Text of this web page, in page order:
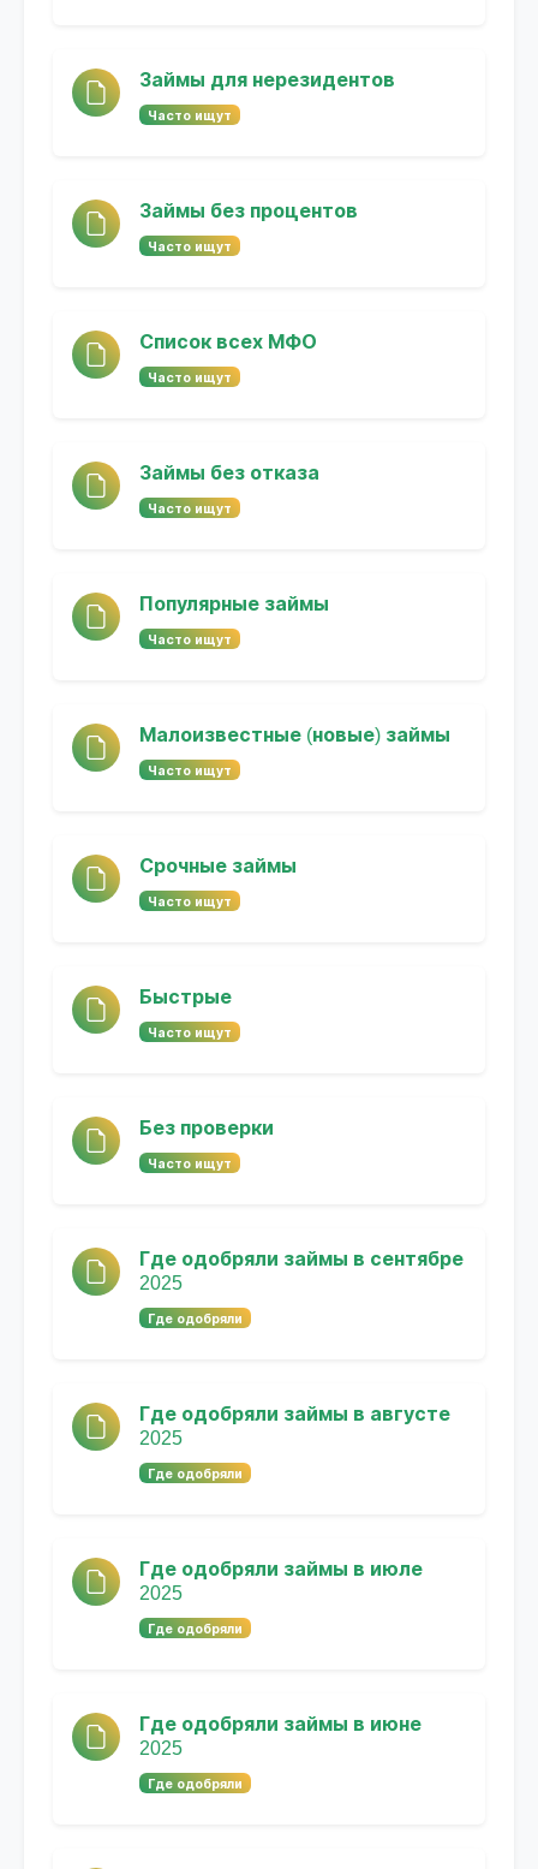
Займы для нерезидентов
Часто ищут
Займы без процентов
Часто ищут
Список всех МФО
Часто ищут
Займы без отказа
Часто ищут
Популярные займы
Часто ищут
Малоизвестные (новые) займы
Часто ищут
Срочные займы
Часто ищут
Быстрые
Часто ищут
Без проверки
Часто ищут
Где одобряли займы в сентябре
2025
Где одобряли
Где одобряли займы в августе
2025
Где одобряли
Где одобряли займы в июле
2025
Где одобряли
Где одобряли займы в июне
2025
Где одобряли